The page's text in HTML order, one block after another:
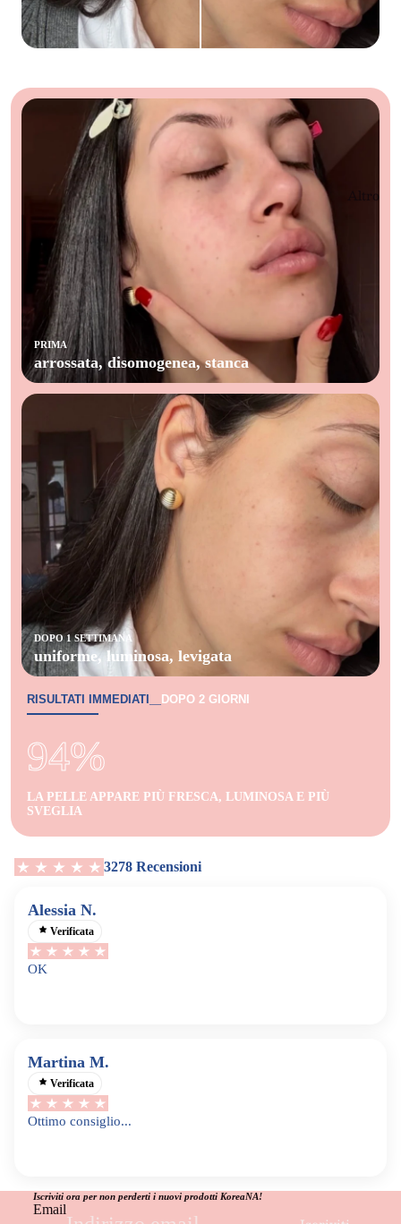
Altro
PRIMA
arrossata, disomogenea, stanca
DOPO 1 SETTIMANA
uniforme, luminosa, levigata
RISULTATI IMMEDIATI — DOPO 2 GIORNI
94%
LA PELLE APPARE PIÙ FRESCA, LUMINOSA E PIÙ
SVEGLIA
3278 Recensioni
Alessia N.
Verificata
OK
Martina M.
Verificata
Ottimo consiglio...
Iscriviti ora per non perderti i nuovi prodotti KoreaNA!
Email